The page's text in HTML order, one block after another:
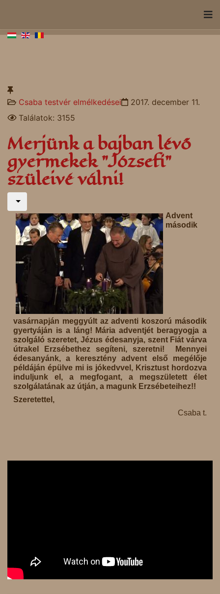
Csaba testvér elmélkedései
2017. december 11.
Találatok: 3155
Merjünk a bajban lévő
gyermekek "Józsefi"
szüleivé válni!
Advent
második
vasárnapján meggyúlt az adventi koszorú második
gyertyáján is a láng! Mária adventjét beragyogja a
szolgáló szeretet, Jézus édesanyja, szent Fiát várva
útrakel Erzsébethez segíteni, szeretni! Mennyei
édesanyánk, a keresztény advent első megélője
példáján épülve mi is jókedvvel, Krisztust hordozva
induljunk el, a megfogant, a megszületett élet
szolgálatának az útján, a magunk Erzsébeteihez!!
Szeretettel,
Csaba t.